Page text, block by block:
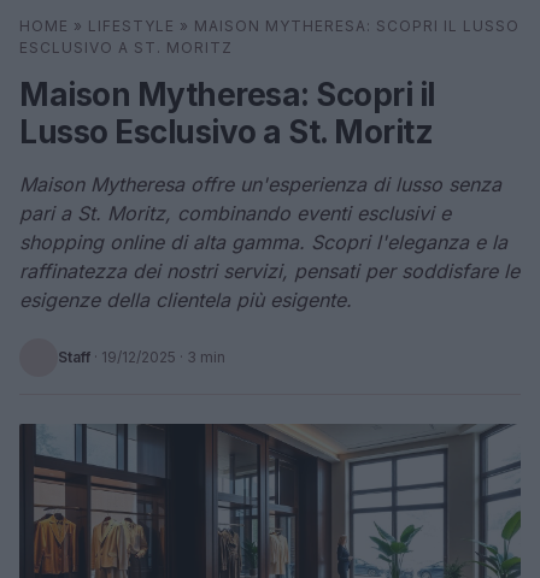
Cerca ⌕ ×
HOME » LIFESTYLE » MAISON MYTHERESA: SCOPRI IL LUSSO
ESCLUSIVO A ST. MORITZ
Maison Mytheresa: Scopri il
Lusso Esclusivo a St. Moritz
Maison Mytheresa offre un'esperienza di lusso senza
pari a St. Moritz, combinando eventi esclusivi e
shopping online di alta gamma. Scopri l'eleganza e la
raffinatezza dei nostri servizi, pensati per soddisfare le
esigenze della clientela più esigente.
Staff · 19/12/2025 · 3 min